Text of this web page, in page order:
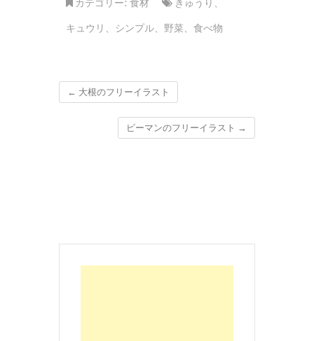
カテゴリー: 食材 きゅうり 、
キュウリ 、 シンプル、 野菜、 食べ物
← 大根のフリーイラスト
ピーマンのフリーイラスト →